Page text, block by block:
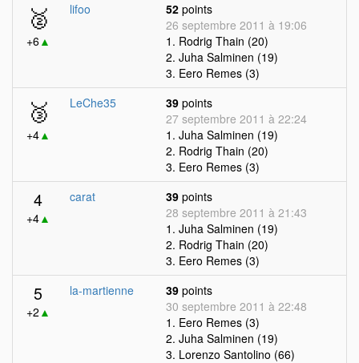
🥈
+6▲
lifoo 52 points
26 septembre 2011 à 19:06
1. Rodrig Thain (20)
2. Juha Salminen (19)
3. Eero Remes (3)
🥉
+4▲
LeChe35 39 points
27 septembre 2011 à 22:24
1. Juha Salminen (19)
2. Rodrig Thain (20)
3. Eero Remes (3)
4
+4▲
carat 39 points
28 septembre 2011 à 21:43
1. Juha Salminen (19)
2. Rodrig Thain (20)
3. Eero Remes (3)
5
+2 ▲
la-martienne 39 points
30 septembre 2011 à 22:48
1. Eero Remes (3)
2. Juha Salminen (19)
3. Lorenzo Santolino (66)